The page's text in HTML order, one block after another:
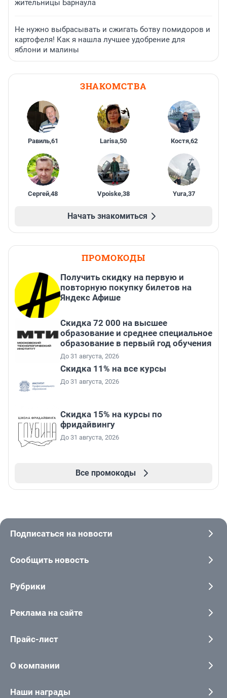
жительницы Барнаула
Не нужно выбрасывать и сжигать ботву помидоров и
картофеля! Как я нашла лучшее удобрение для
яблони и малины
ЗНАКОМСТВА
Равиль,61 Larisa,50 Костя,62
Сергей,48 Vpoiske,38 Yura,37
Начать знакомиться
ПРОМОКОДЫ
Получить скидку на первую и
повторную покупку билетов на
Яндекс Афише
Скидка 72 000 на высшее
образование и среднее специальное
образование в первый год обучения
До 31 августа, 2026
Скидка 11% на все курсы
До 31 августа, 2026
Скидка 15% на курсы по
фридайвингу
До 31 августа, 2026
Все промокоды
Подписаться на новости
Сообщить новость
Рубрики
Реклама на сайте
Прайс-лист
О компании
Наши награды